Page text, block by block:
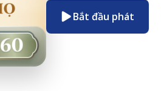
Bắt đầu phát